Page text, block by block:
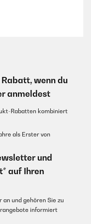
wenn du
anmeldest
Rabatten kombiniert
als Erster von
und
auf Ihren
und gehören Sie zu
informiert